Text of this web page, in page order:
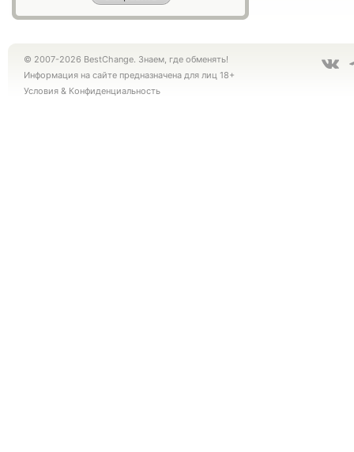
© 2007-2026 BestChange. Знаем, где обменять!
Информация на сайте предназначена для лиц 18+
Условия & Конфиденциальность